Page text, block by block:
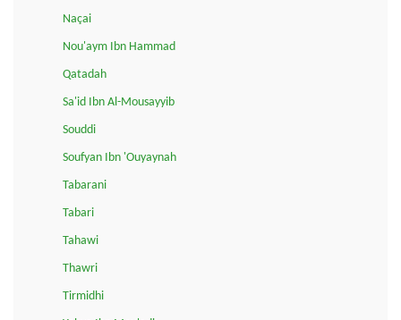
Naçai
Nou'aym Ibn Hammad
Qatadah
Sa'id Ibn Al-Mousayyib
Souddi
Soufyan Ibn 'Ouyaynah
Tabarani
Tabari
Tahawi
Thawri
Tirmidhi